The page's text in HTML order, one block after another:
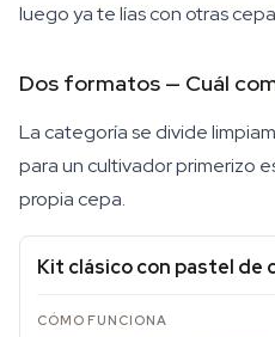
luego ya te lías con otras
Dos formatos — Cuál
La categoría se divide
para un cultivador primerizo
propia cepa.
Kit clásico con pastel de